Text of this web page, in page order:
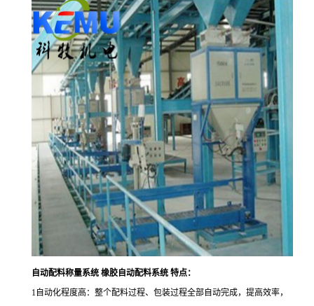
自动配料称量系统 橡胶自动配料系统 特点：
1自动化程度高：整个配料过程、包装过程全部自动完成，提高效率，